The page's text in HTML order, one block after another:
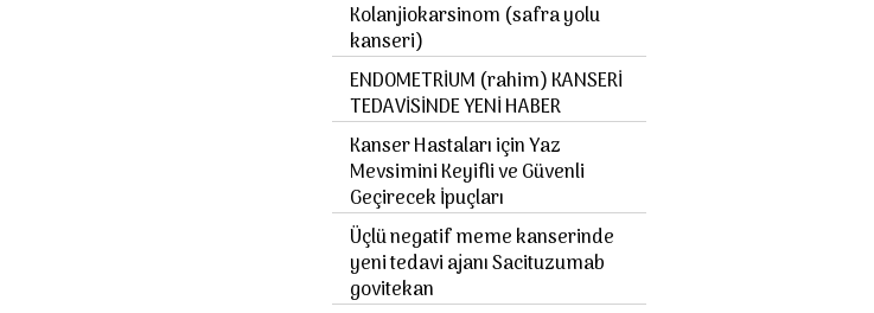
Kolanjiokarsinom (safra yolu
kanseri)
ENDOMETRİUM (rahim) KANSERİ
TEDAVİSİNDE YENİ HABER
Kanser Hastaları için Yaz
Mevsimini Keyifli ve Güvenli
Geçirecek İpuçları
Üçlü negatif meme kanserinde
yeni tedavi ajanı Sacituzumab
govitekan